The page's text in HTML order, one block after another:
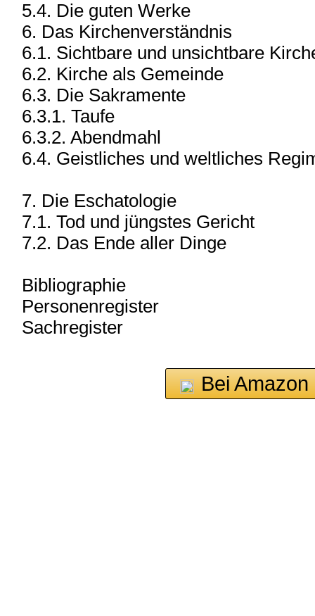
5.4. Die guten Werke
6. Das Kirchenverständnis
6.1. Sichtbare und unsichtbare
6.2. Kirche als Gemeinde
6.3. Die Sakramente
6.3.1. Taufe
6.3.2. Abendmahl
6.4. Geistliches und weltliches
7. Die Eschatologie
7.1. Tod und jüngstes Gericht
7.2. Das Ende aller Dinge
Bibliographie
Personenregister
Sachregister
Bei Amazon